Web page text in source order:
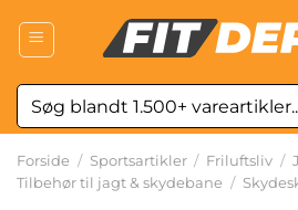
Søg
efter:
Forside / Sportsartikler / Friluftsliv /
Tilbehør til jagt & skydebane /